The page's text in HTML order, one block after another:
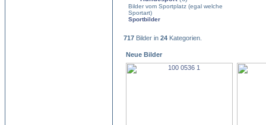
Bilder vom Sportplatz (egal welche
Sportart)
Sportbilder
717 Bilder in 24 Kategorien.
Neue Bilder